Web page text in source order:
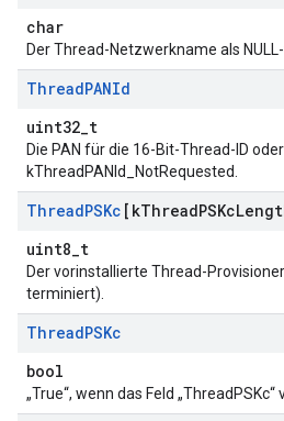
char
Der Thread-Netzwerkname als
ThreadPANId
uint32_t
Die PAN für die 16-Bit-Thread-ID oder
kThreadPANId_NotRequested.
ThreadPSKc [kThreadPSKc
uint8_t
Der vorinstallierte Thread-
terminiert).
ThreadPSKc
bool
„True“, wenn das Feld „ThreadPSKc“